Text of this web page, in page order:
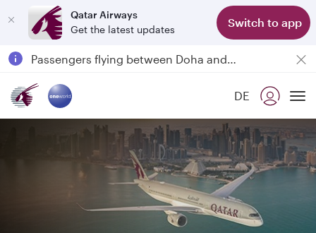
Qatar Airways
Get the latest updates
Switch to app
Qatar Airways Expands Global Network to over 160 Destinations
Passengers flying between Doha and Auckland on QR914 and QR915
30 July 2026: Temporary passenger flight suspension to Bahrain (BAH), Erbil (EBL), and Kuwait (KWI)DE